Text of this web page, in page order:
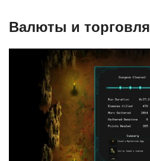
Валюты и торговля